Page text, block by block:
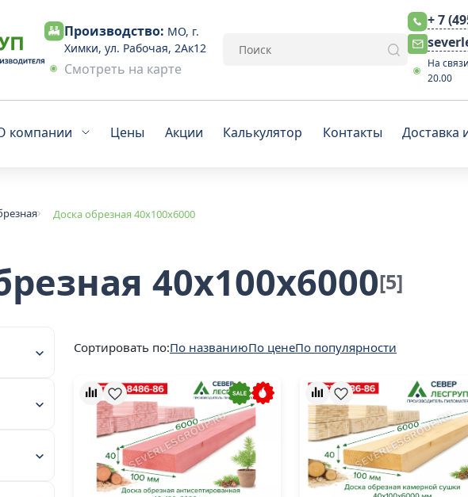
Производство: МО, г.
Химки, ул. Рабочая, 2Ак12
Смотреть на карте
+ 7
На
20.00
компании Цены Акции Калькулятор Контакты Доставка
Доска обрезная 40x100x6000
40x100x6000[5]
Сортировать по:По названиюПо ценеПо популярности